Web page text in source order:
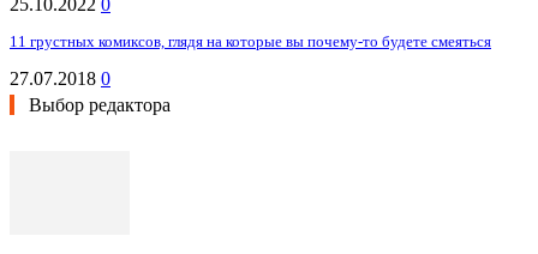
25.10.2022 0
11 грустных комиксов, глядя на которые вы почему-то будете смеяться
27.07.2018 0
Выбор редактора